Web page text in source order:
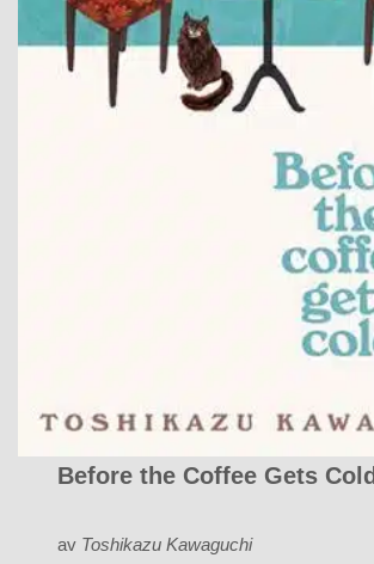
Before the Coffee Gets Cold
av Toshikazu Kawaguchi